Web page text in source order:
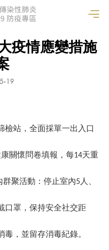
疫情應變措施
19
檢站，全面採單一出入口
關懷問卷填報，每14天重
群聚活動：停止室內5 人、
口罩，保持安全社交距
，並留存消毒紀錄。